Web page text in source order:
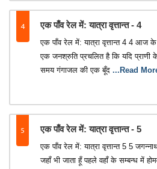
4 एक पाँव रेल में: यात्रा वृत्तान्त - 4
एक पाँव रेल में: यात्रा वृत्तान्त 4 4 आज
एक जनश्रुति प्रचलित है कि यदि प्राणी
समय गंगाजल की एक बूँद ...Read
5 एक पाँव रेल में: यात्रा वृत्तान्त - 5
एक पाँव रेल में: यात्रा वृत्तान्त 5 5
जहाँ भी जाता हूँ पहले वहाँ के सम्बन्ध में